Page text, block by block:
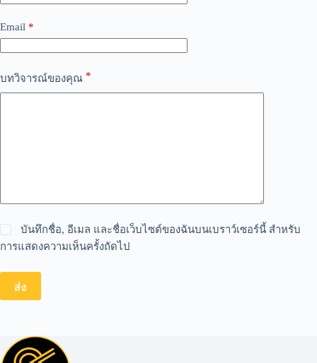
Email *
บทวิจารณ์ของคุณ *
บันทึกชื่อ, อีเมล และชื่อเว็บไซต์ของฉันบนเบราว์เซอร์นี้ สำหรับ
การแสดงความเห็นครั้งถัดไป
ส่ง
e
: